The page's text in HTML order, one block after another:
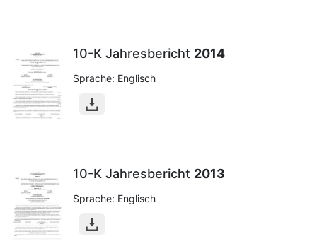
10-K Jahresbericht 2014
Sprache: Englisch
10-K Jahresbericht 2013
Sprache: Englisch